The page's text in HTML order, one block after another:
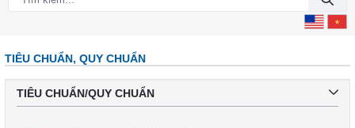
TIÊU CHUẨN, QUY CHUẨN
TIÊU CHUẨN/QUY CHUẨN